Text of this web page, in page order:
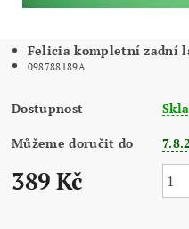
Felicia kompletní zadní
098788189A
Dostupnost
Můžeme doručit do
389 Kč